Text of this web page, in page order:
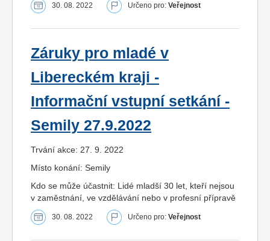
30. 08. 2022 Určeno pro: Veřejnost
Záruky pro mladé v
Libereckém kraji -
Informační vstupní setkání -
Semily 27.9.2022
Trvání akce: 27. 9. 2022
Místo konání: Semily
Kdo se může účastnit: Lidé mladší 30 let, kteří nejsou
v zaměstnání, ve vzdělávání nebo v profesní přípravě
30. 08. 2022 Určeno pro: Veřejnost